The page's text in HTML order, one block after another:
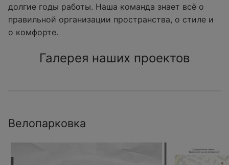
долгие годы работы. Наша команда знает всё о
правильной организации пространства, о стиле и
о комфорте.
Галерея наших проектов
Велопарковка